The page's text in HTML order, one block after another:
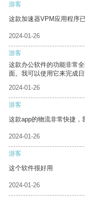
游客
这款加速器VPM应用程序
2024-01-26
游客
这款办公软件的功能非常
面。我可以使用它来完成
2024-01-26
游客
这款app的物流非常快捷，
2024-01-26
游客
这个软件很好用
2024-01-26